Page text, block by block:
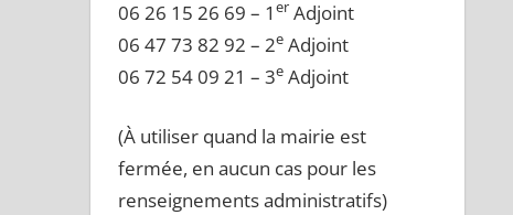
06 26 15 26 69 – 1er Adjoint
06 47 73 82 92 – 2e Adjoint
06 72 54 09 21 – 3e Adjoint
(À utiliser quand la mairie est
fermée, en aucun cas pour les
renseignements administratifs)